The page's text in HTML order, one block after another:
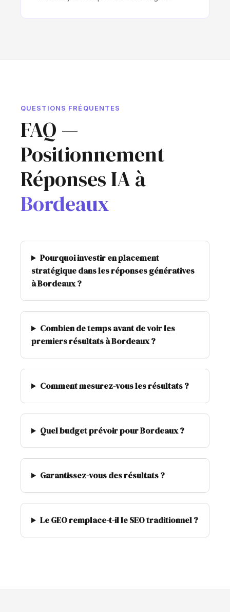
QUESTIONS FRÉQUENTES
FAQ —
Positionnement
Réponses IA à
Bordeaux
Pourquoi investir en placement
stratégique dans les réponses génératives
à Bordeaux ?
Combien de temps avant de voir les
premiers résultats à Bordeaux ?
Comment mesurez-vous les résultats ?
Quel budget prévoir pour Bordeaux ?
Garantissez-vous des résultats ?
Le GEO remplace-t-il le SEO traditionnel ?